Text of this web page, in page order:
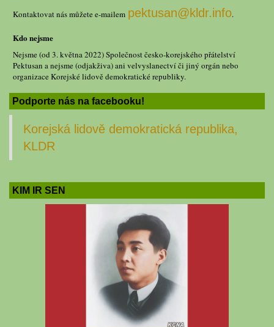
Kontaktovat nás můžete e-mailem pektusan@kldr.info.
Kdo nejsme
Nejsme (od 3. května 2022) Společnost česko-korejského přátelství
Pektusan a nejsme (odjakživa) ani velvyslanectví či jiný orgán nebo
organizace Korejské lidově demokratické republiky.
Podporte nás na facebooku!
Korejská lidově demokratická republika,
KLDR
KIM IR SEN